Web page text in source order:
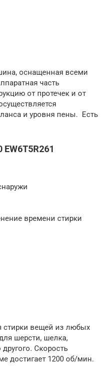
оснащенная всеми
часть
от протечек и от
и уровня пены. Есть
времени стирки
стирки вещей из любых
шерсти, шелка,
Скорость
достигает 1200 об/мин.